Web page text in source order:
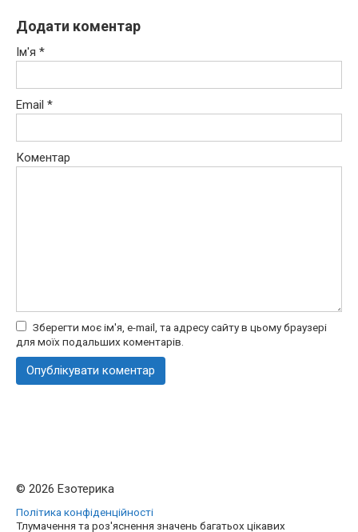
Додати коментар
Ім'я *
Email *
Коментар
Зберегти моє ім'я, e-mail, та адресу сайту в цьому браузері
для моїх подальших коментарів.
© 2026 Езотерика
Політика конфіденційності
Тлумачення та роз'яснення значень багатьох цікавих